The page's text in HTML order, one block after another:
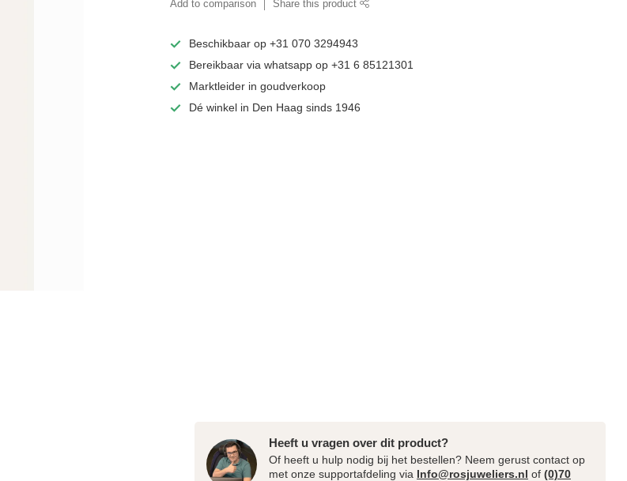
Add to comparison Share this product
Beschikbaar op +31 070 3294943
Bereikbaar via whatsapp op +31 6 85121301
Marktleider in goudverkoop
Dé winkel in Den Haag sinds 1946
Heeft u vragen over dit product?
Of heeft u hulp nodig bij het bestellen? Neem gerust contact op
met onze supportafdeling via Info@rosjuweliers.nl of (0)70